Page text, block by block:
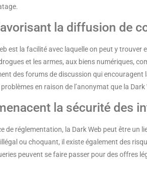
la diffusion de
est la facilité avec laquelle on peut y
et les armes, aux biens numériques,
des forums de discussion qui encouragent
en raison de l’anonymat que la
la sécurité des
de réglementation, la Dark Web peut être un
ou choquant, il existe également des
peuvent se faire passer pour des offres